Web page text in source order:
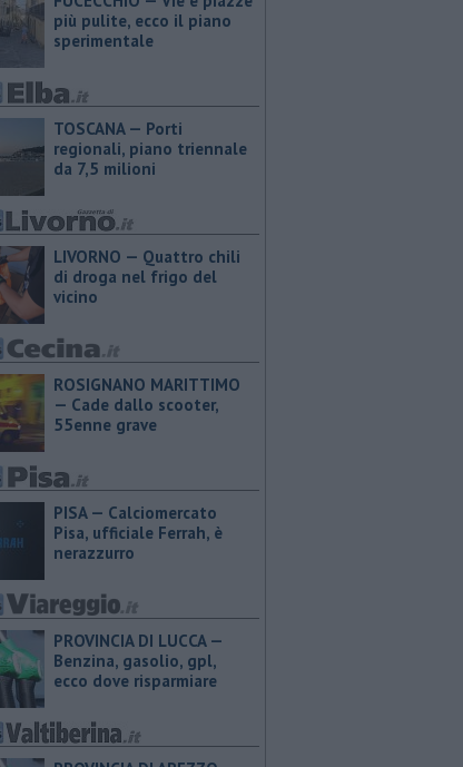
più pulite, ecco il piano
sperimentale
TOSCANA — Porti
regionali, piano triennale
da 7,5 milioni
LIVORNO — Quattro chili
di droga nel frigo del
vicino
ROSIGNANO MARITTIMO
— Cade dallo scooter,
55enne grave
PISA — Calciomercato
Pisa, ufficiale Ferrah, è
nerazzurro
PROVINCIA DI LUCCA — ​
Benzina, gasolio, gpl,
ecco dove risparmiare